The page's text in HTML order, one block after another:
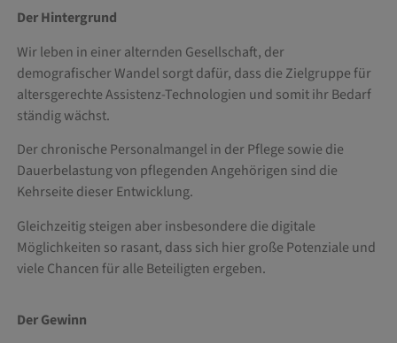
Der Hintergrund
Wir leben in einer alternden Gesellschaft, der
demografischer Wandel sorgt dafür, dass die Zielgruppe für
altersgerechte Assistenz-Technologien und somit ihr Bedarf
ständig wächst.
Der chronische Personalmangel in der Pflege sowie die
Dauerbelastung von pflegenden Angehörigen sind die
Kehrseite dieser Entwicklung.
Gleichzeitig steigen aber insbesondere die digitale
Möglichkeiten so rasant, dass sich hier große Potenziale und
viele Chancen für alle Beteiligten ergeben.
Der Gewinn